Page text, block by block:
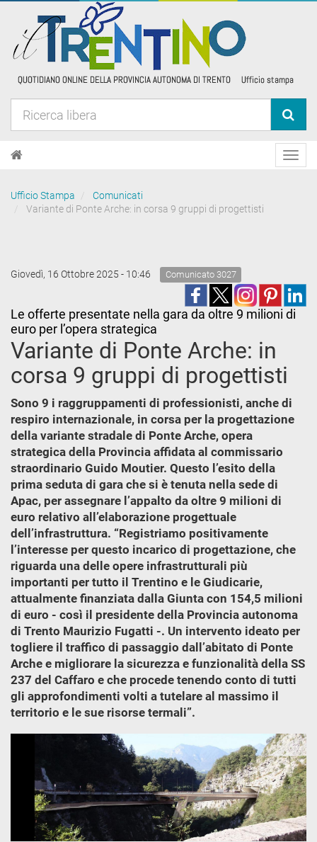
Ufficio Stampa
Comunicati
Variante di Ponte Arche: in corsa 9 gruppi di progettisti
Giovedì, 16 Ottobre 2025 - 10:46 Comunicato 3027
Le offerte presentate nella gara da oltre 9 milioni di
euro per l’opera strategica
Variante di Ponte Arche: in
corsa 9 gruppi di progettisti
Sono 9 i raggruppamenti di professionisti, anche di
respiro internazionale, in corsa per la progettazione
della variante stradale di Ponte Arche, opera
strategica della Provincia affidata al commissario
straordinario Guido Moutier. Questo l’esito della
prima seduta di gara che si è tenuta nella sede di
Apac, per assegnare l’appalto da oltre 9 milioni di
euro relativo all’elaborazione progettuale
dell’infrastruttura. “Registriamo positivamente
l’interesse per questo incarico di progettazione, che
riguarda una delle opere infrastrutturali più
importanti per tutto il Trentino e le Giudicarie,
attualmente finanziata dalla Giunta con 154,5 milioni
di euro - così il presidente della Provincia autonoma
di Trento Maurizio Fugatti -. Un intervento ideato per
togliere il traffico di passaggio dall’abitato di Ponte
Arche e migliorare la sicurezza e funzionalità della SS
237 del Caffaro e che procede tenendo conto di tutti
gli approfondimenti volti a tutelare al massimo il
territorio e le sue risorse termali”.